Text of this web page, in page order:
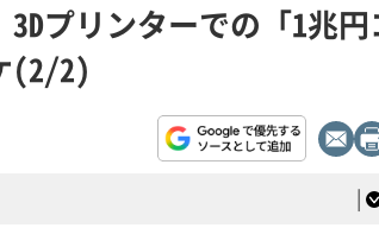
プリンターでの「1兆
(2/2)
|